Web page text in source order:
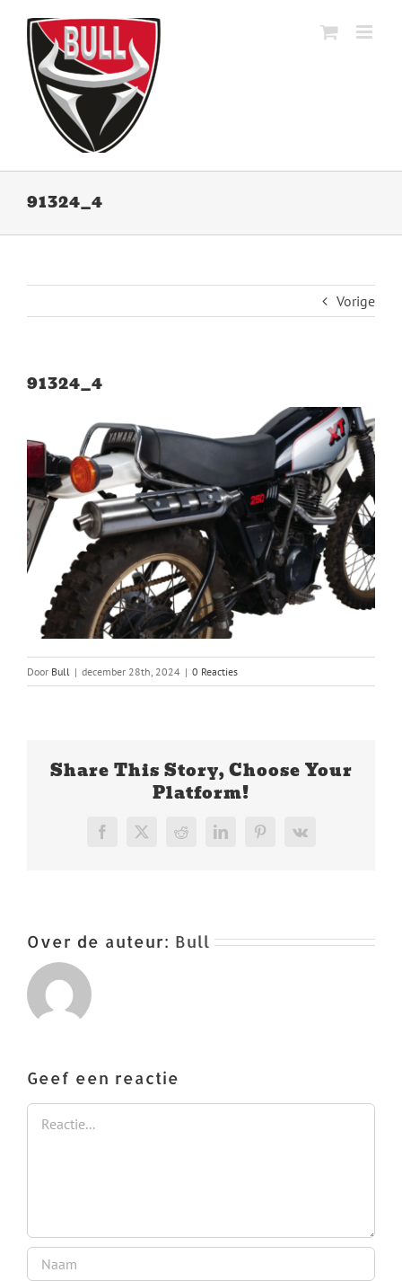
inhoud
91324_4
Vorige
91324_4
Door Bull | december 28th, 2024 | 0 Reacties
Share This Story, Choose Your
Platform!
Facebook
X RedditLinkedInPinterest
Vk
Over de auteur: Bull
Geef een reactie